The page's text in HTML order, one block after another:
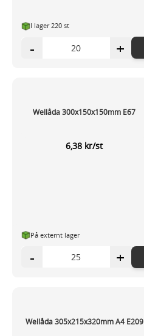
I lager 220 st
- +
Wellåda 300x150x150mm E67
6,38 kr/st
På externt lager
- +
Wellåda 305x215x320mm A4 E209